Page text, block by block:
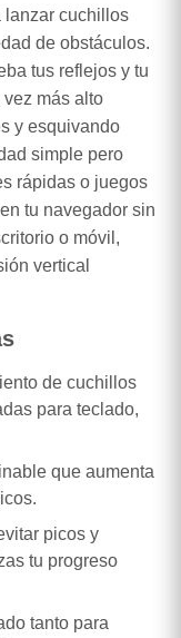
lanzar cuchillos
de obstáculos.
tus reflejos y tu
más alto
y esquivando
simple pero
rápidas o juegos
tu navegador sin
o móvil,
vertical
de cuchillos
para teclado,
que aumenta
picos y
tu progreso
tanto para